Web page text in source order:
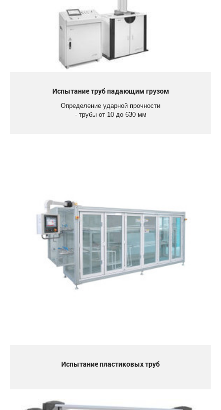
Испытание труб падающим грузом
Определение ударной прочности
- трубы от 10 до 630 мм
Испытание пластиковых труб